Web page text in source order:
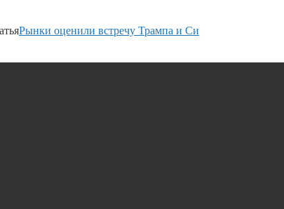
Рынки оценили встречу Трампа и Си